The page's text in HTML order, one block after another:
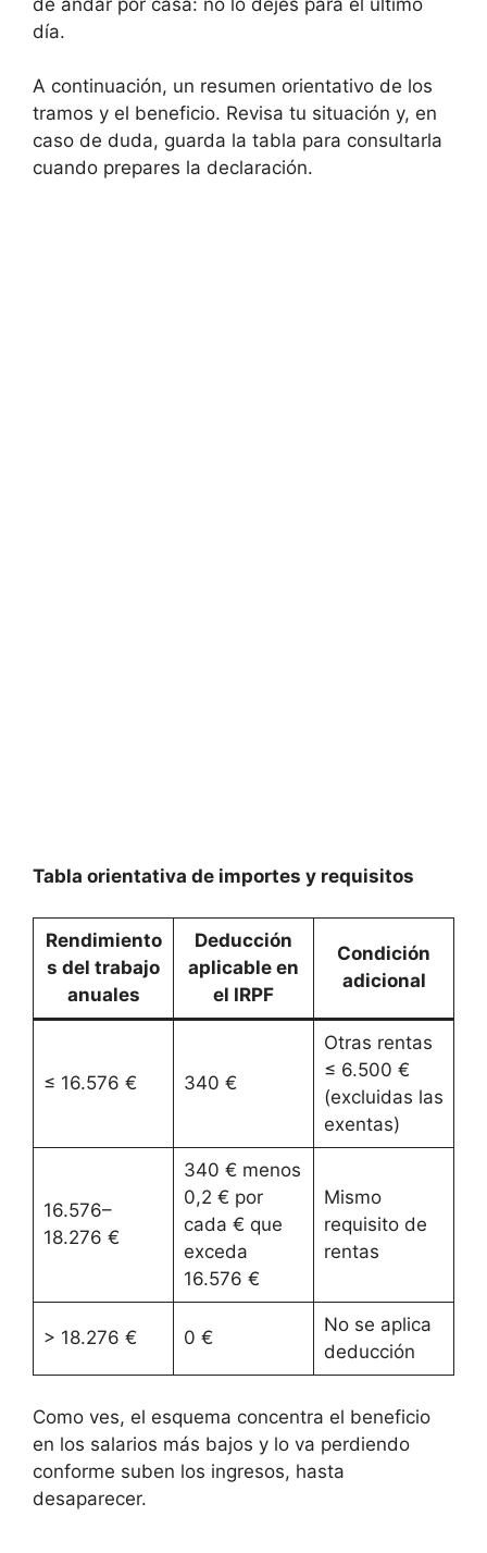
día.
A continuación, un resumen orientativo de los
tramos y el beneficio. Revisa tu situación y, en
caso de duda, guarda la tabla para consultarla
cuando prepares la declaración.
Tabla orientativa de importes y requisitos
Rendimiento
s del trabajo
anuales
Deducción
aplicable en
el IRPF
Condición
adicional
≤ 16.576 € 340 €
Otras rentas
≤ 6.500 €
(excluidas las
exentas)
16.576–
18.276 €
340 € menos
0,2 € por
cada € que
exceda
16.576 €
Mismo
requisito de
rentas
> 18.276 € 0 €
No se aplica
deducción
Como ves, el esquema concentra el beneficio
en los salarios más bajos y lo va perdiendo
conforme suben los ingresos, hasta
desaparecer.